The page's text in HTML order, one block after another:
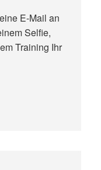
E-Mail an
Selfie,
Training Ihr